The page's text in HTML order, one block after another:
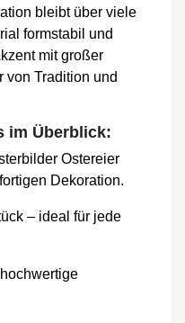
bleibt über viele
formstabil und
mit großer
von Tradition und
im Überblick:
Ostereier
Dekoration.
– ideal für jede